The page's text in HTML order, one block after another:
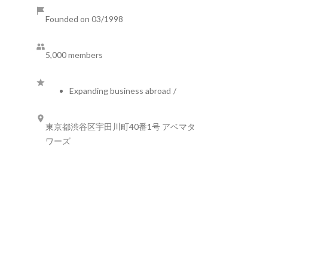
Founded on 03/1998
5,000 members
Expanding business abroad /
東京都渋谷区宇田川町40番1号 アベマタ
ワーズ